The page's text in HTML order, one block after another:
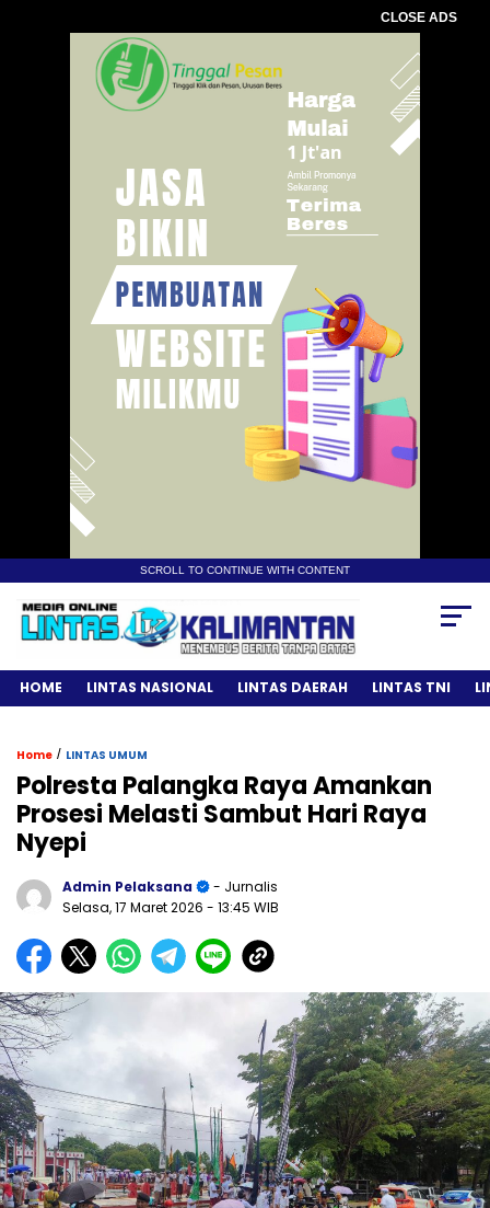
CLOSE ADS
SCROLL TO CONTINUE WITH CONTENT
HOME LINTAS NASIONAL LINTAS DAERAH LINTAS TNI
Home / LINTAS UMUM
Polresta Palangka Raya Amankan
Prosesi Melasti Sambut Hari Raya
Nyepi
Admin Pelaksana
- Jurnalis
Selasa, 17 Maret 2026 - 13:45 WIB